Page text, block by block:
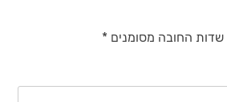
שדות החובה מסומנים*